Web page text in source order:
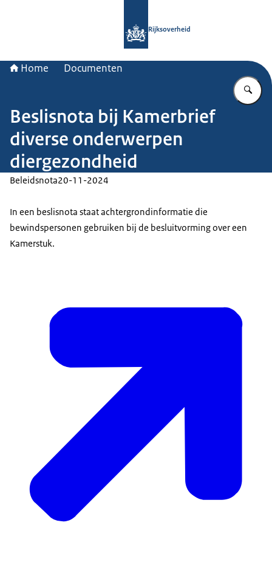
Rijksoverheid
Home Documenten
Beslisnota bij Kamerbrief
diverse onderwerpen
diergezondheid
Beleidsnota20-11-2024
In een beslisnota staat achtergrondinformatie die
bewindspersonen gebruiken bij de besluitvorming over een
Kamerstuk.